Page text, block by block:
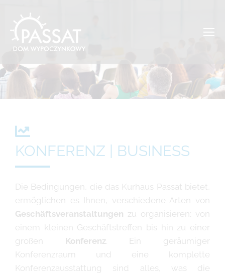
KONFERENZ | BUSINESS
Die Bedingungen, die das Kurhaus Passat bietet,
ermöglichen es Ihnen, verschiedene Arten von
Geschäftsveranstaltungen zu organisieren: von
einem kleinen Geschäftstreffen bis hin zu einer
großen
Konferenz. Ein geräumiger
Konferenzraum und eine komplette
Konferenzausstattung sind alles, was die